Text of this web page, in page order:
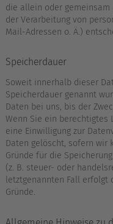
die allein oder
der Verarbeitung von
Mail-Adressen o. Ä.)
Speicherdauer
Soweit innerhalb dieser
Speicherdauer genannt
Daten bei uns, bis der
Wenn Sie ein berechtigtes
eine Einwilligung zur
Daten gelöscht, sofern wir
Gründe für die
(z. B. steuer- oder
letztgenannten Fall erfolgt
Gründe.